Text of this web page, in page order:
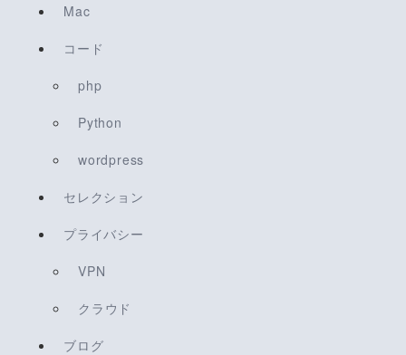
Mac
コード
php
Python
wordpress
セレクション
プライバシー
VPN
クラウド
ブログ